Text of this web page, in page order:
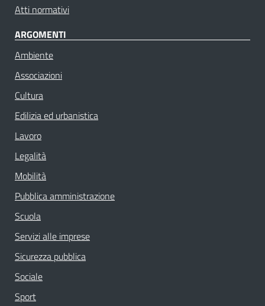
Atti normativi
ARGOMENTI
Ambiente
Associazioni
Cultura
Edilizia ed urbanistica
Lavoro
Legalità
Mobilità
Pubblica amministrazione
Scuola
Servizi alle imprese
Sicurezza pubblica
Sociale
Sport